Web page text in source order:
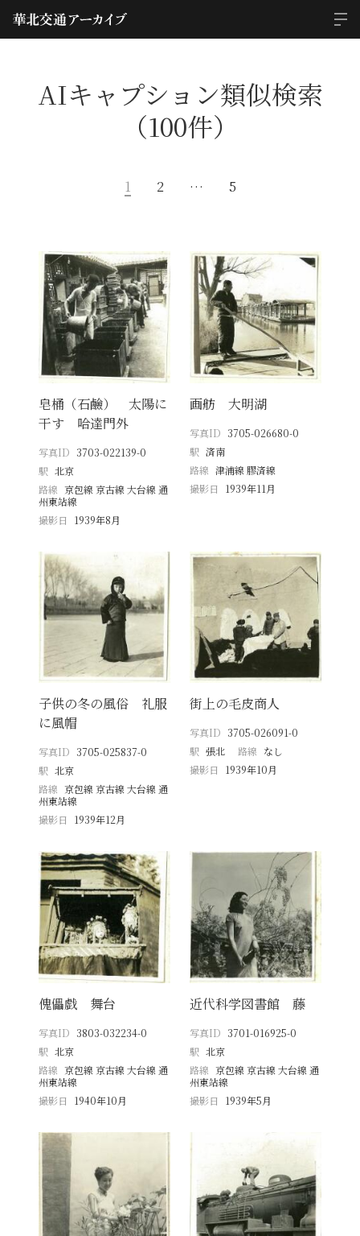
AIキャプション類似検索
（100件）
1 2 … 5
皂桶（石鹼） 太陽に
干す 哈達門外
写真ID 3703-022139-0
駅 北京
路線 京包線 京古線 大台線 通
州東站線
撮影日
1939年8月
画舫 大明湖
写真ID 3705-026680-0
駅 済南
路線 津浦線 膠済線
撮影日
1939年11月
子供の冬の風俗 礼服
に風帽
写真ID 3705-025837-0
駅 北京
路線 京包線 京古線 大台線 通
州東站線
撮影日
1939年12月
街上の毛皮商人
写真ID 3705-026091-0
駅 張北 路線 なし
撮影日
1939年10月
傀儡戯 舞台
写真ID 3803-032234-0
駅 北京
路線 京包線 京古線 大台線 通
州東站線
撮影日
1940年10月
近代科学図書館 藤
写真ID 3701-016925-0
駅 北京
路線 京包線 京古線 大台線 通
州東站線
撮影日
1939年5月